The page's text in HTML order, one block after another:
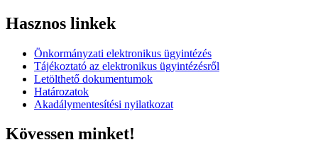
Hasznos linkek
Önkormányzati elektronikus ügyintézés
Tájékoztató az elektronikus ügyintézésről
Letölthető dokumentumok
Határozatok
Akadálymentesítési nyilatkozat
Kövessen minket!